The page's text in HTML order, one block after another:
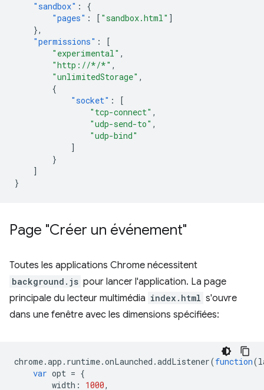
"sandbox" :
{
"pages" : [ "sandbox.html" ]
},
"permissions" :
[
"experimental" ,
"http://*/*" ,
"unlimitedStorage" ,
{
"socket" :
[
"tcp-connect" ,
"udp-send-to" ,
"udp-bind"
]
}
]
}
Page "Créer un événement"
Toutes les applications Chrome nécessitent
background.js pour lancer l'application. La page
principale du lecteur multimédia index.html s'ouvre
dans une fenêtre avec les dimensions spécifiées:
chrome.app . runtime.onLaunched .addListener(function(
var opt = {
width : 1000,